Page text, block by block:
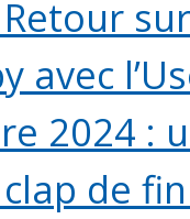
avec
2024 :
de